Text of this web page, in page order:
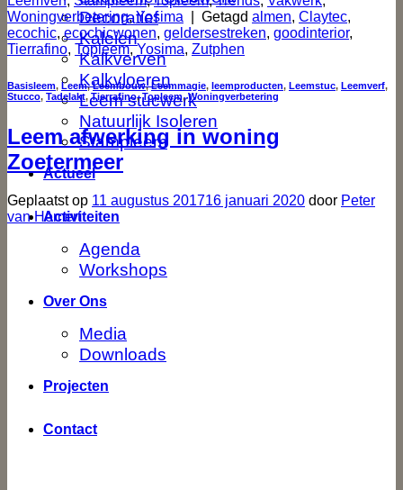
Decoratief
Kaleien
Kalkverven
Kalkvloeren
Leem stucwerk
Natuurlijk Isoleren
Stampleem
Actueel
Activiteiten
Agenda
Workshops
Over Ons
Media
Downloads
Projecten
Contact
Woningverbetering,Yosima Getagd almen, Claytec,
ecochic,ecochicwonen, geldersestreken, goodinterior,
Tierrafino, Topleem,Yosima, Zutphen
Basisleem, Leem,Leembouw,Leemmagie, leemproducten, Leemstuc, Leemverf,
Stucco, Tadelakt,Tierrafino,Topleem,Woningverbetering
Leem afwerking in woning
Zoetermeer
Geplaatst op 11 augustus 201716 januari 2020 door Peter
van Hemert